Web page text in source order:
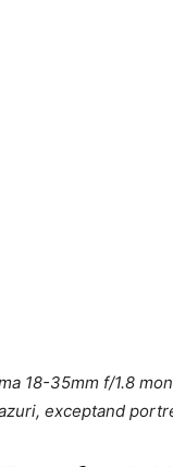
18-35mm f/1.8
exceptand